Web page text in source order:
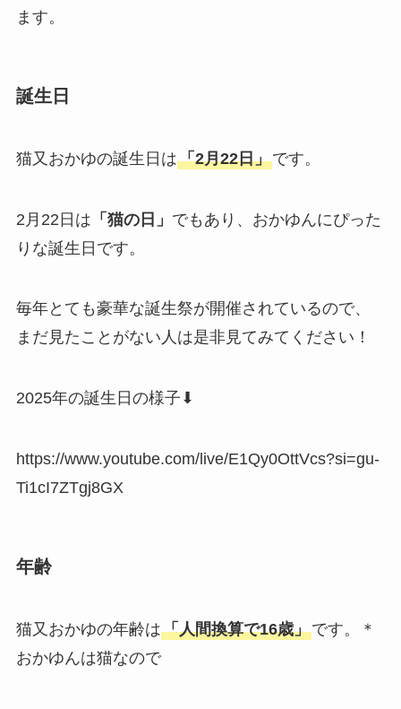
ます。
誕生日
猫又おかゆの誕生日は「2月22日」です。
2月22日は 「猫の日」 でもあり、おかゆんにぴった
りな誕生日です。
毎年とても豪華な誕生祭が開催されているので、
まだ見たことがない人は是非見てみてください！
2025年の誕生日の様子⬇︎
https://www.youtube.com/live/E1Qy0OttVcs?si=gu-
Ti1cI7ZTgj8GX
年齢
猫又おかゆの年齢は「人間換算で16歳」です。＊
おかゆんは猫なので